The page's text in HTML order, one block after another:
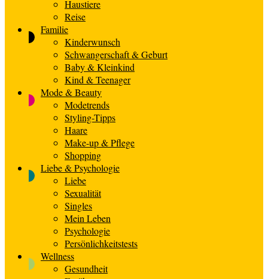
Haustiere
Reise
Familie
Kinderwunsch
Schwangerschaft & Geburt
Baby & Kleinkind
Kind & Teenager
Mode & Beauty
Modetrends
Styling-Tipps
Haare
Make-up & Pflege
Shopping
Liebe & Psychologie
Liebe
Sexualität
Singles
Mein Leben
Psychologie
Persönlichkeitstests
Wellness
Gesundheit